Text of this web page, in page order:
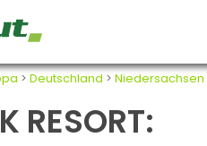
> Deutschland > Niedersachsen
RESORT: